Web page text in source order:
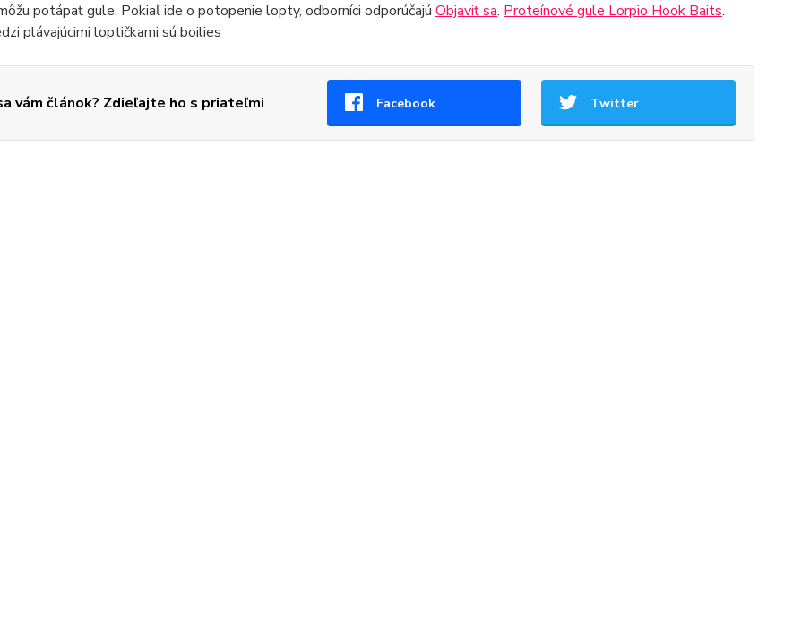
potápať gule. Pokiaľ ide o potopenie lopty, odborníci odporúčajú Objaviť sa. Proteínové gule Lorpio Hook Baits.
plávajúcimi loptičkami sú boilies
vám článok? Zdieľajte ho s priateľmi Facebook Twitter